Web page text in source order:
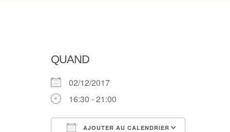
QUAND
02/12/2017
16:30 - 21:00
AJOUTER AU CALENDRIER